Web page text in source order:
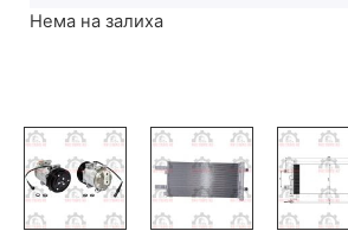
Нема на залиха